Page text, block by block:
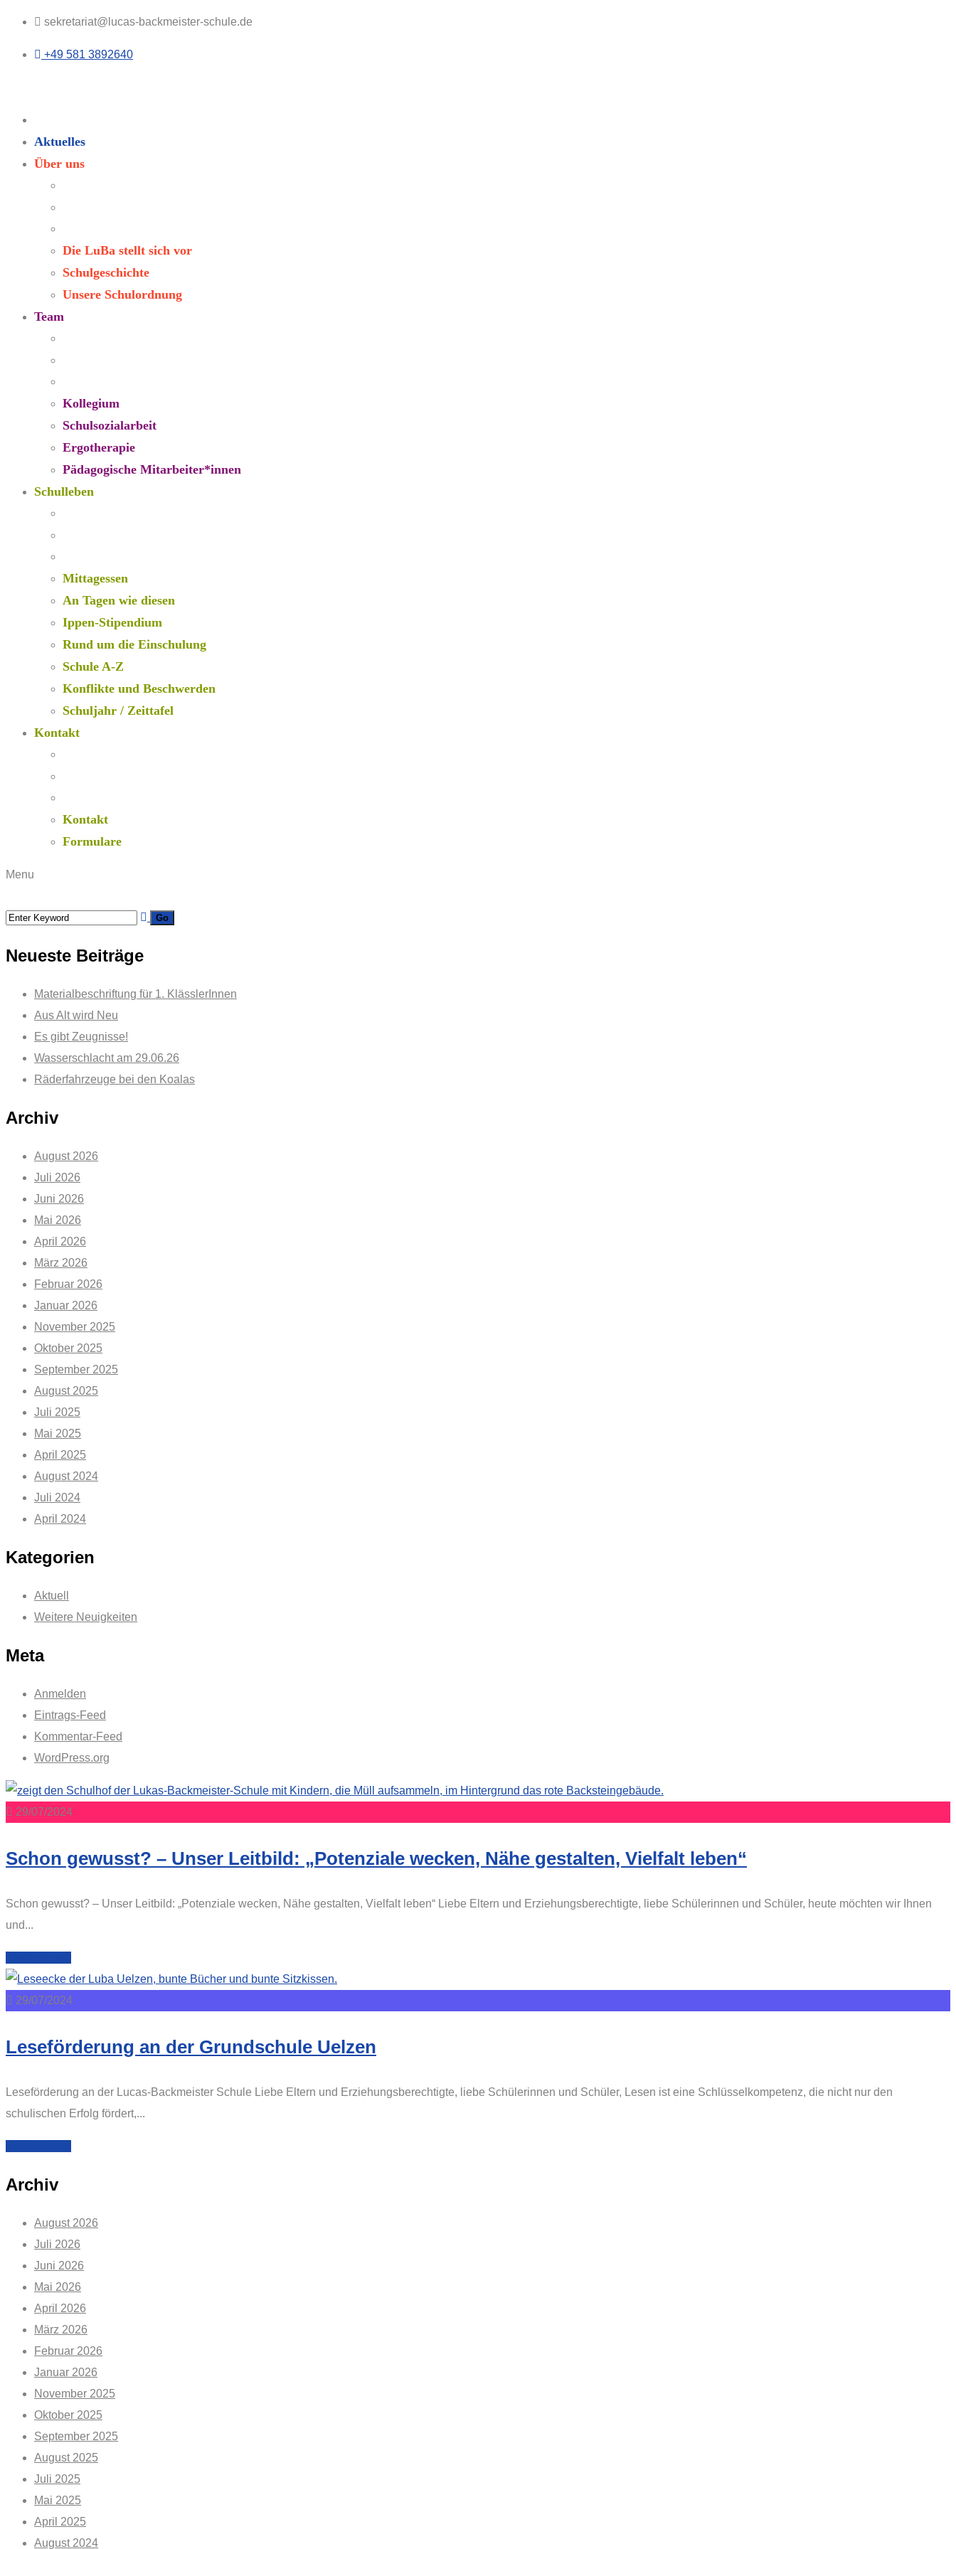
sekretariat@lucas-backmeister-schule.de
+49 581 3892640
Aktuelles
Über uns
Die LuBa stellt sich vor
Schulgeschichte
Unsere Schulordnung
Team
Kollegium
Schulsozialarbeit
Ergotherapie
Pädagogische Mitarbeiter*innen
Schulleben
Mittagessen
An Tagen wie diesen
Ippen-Stipendium
Rund um die Einschulung
Schule A-Z
Konflikte und Beschwerden
Schuljahr / Zeittafel
Kontakt
Kontakt
Formulare
Menu
Neueste Beiträge
Materialbeschriftung für 1. KlässlerInnen
Aus Alt wird Neu
Es gibt Zeugnisse!
Wasserschlacht am 29.06.26
Räderfahrzeuge bei den Koalas
Archiv
August 2026
Juli 2026
Juni 2026
Mai 2026
April 2026
März 2026
Februar 2026
Januar 2026
November 2025
Oktober 2025
September 2025
August 2025
Juli 2025
Mai 2025
April 2025
August 2024
Juli 2024
April 2024
Kategorien
Aktuell
Weitere Neuigkeiten
Meta
Anmelden
Eintrags-Feed
Kommentar-Feed
WordPress.org
29/07/2024
Schon gewusst? – Unser Leitbild: „Potenziale wecken, Nähe gestalten, Vielfalt leben“
Schon gewusst? – Unser Leitbild: „Potenziale wecken, Nähe gestalten, Vielfalt leben“ Liebe Eltern und Erziehungsberechtigte, liebe Schülerinnen und Schüler, heute möchten wir Ihnen
und...
29/07/2024
Leseförderung an der Grundschule Uelzen
Leseförderung an der Lucas-Backmeister Schule Liebe Eltern und Erziehungsberechtigte, liebe Schülerinnen und Schüler, Lesen ist eine Schlüsselkompetenz, die nicht nur den
schulischen Erfolg fördert,...
Archiv
August 2026
Juli 2026
Juni 2026
Mai 2026
April 2026
März 2026
Februar 2026
Januar 2026
November 2025
Oktober 2025
September 2025
August 2025
Juli 2025
Mai 2025
April 2025
August 2024